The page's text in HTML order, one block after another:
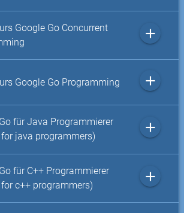
Google Go Concurrent
add
Google Go Programming add
für Java Programmierer
java programmers)
add
für C++ Programmierer
c++ programmers)
add